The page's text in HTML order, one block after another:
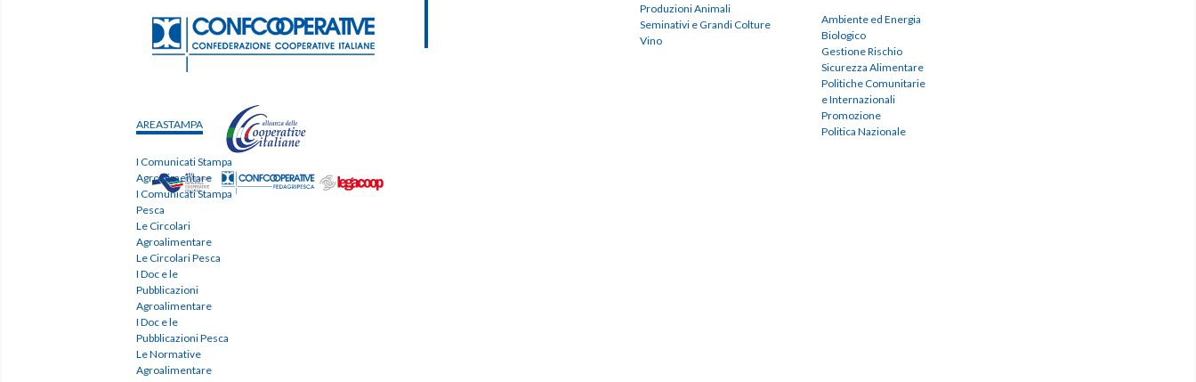
Produzioni Animali
Seminativi e Grandi Colture
Vino
Ambiente ed Energia
Biologico
Gestione Rischio
Sicurezza Alimentare
Politiche Comunitarie
e Internazionali
Promozione
Politica Nazionale
AREASTAMPA
I Comunicati Stampa
Agroalimentare
I Comunicati Stampa
Pesca
Le Circolari
Agroalimentare
Le Circolari Pesca
I Doc e le
Pubblicazioni
Agroalimentare
I Doc e le
Pubblicazioni Pesca
Le Normative
Agroalimentare